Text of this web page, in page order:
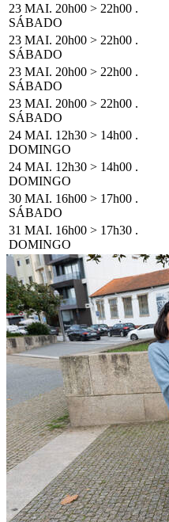
23 MAI. 20h00 > 22h00 .
SÁBADO
23 MAI. 20h00 > 22h00 .
SÁBADO
23 MAI. 20h00 > 22h00 .
SÁBADO
23 MAI. 20h00 > 22h00 .
SÁBADO
24 MAI. 12h30 > 14h00 .
DOMINGO
24 MAI. 12h30 > 14h00 .
DOMINGO
30 MAI. 16h00 > 17h00 .
SÁBADO
31 MAI. 16h00 > 17h30 .
DOMINGO